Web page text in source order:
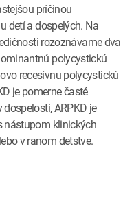
príčinou
detí a dospelých. Na
rozoznávame dva
polycystickú
recesívnu polycystickú
je pomerne časté
ARPKD je
nástupom klinických
v ranom detstve.